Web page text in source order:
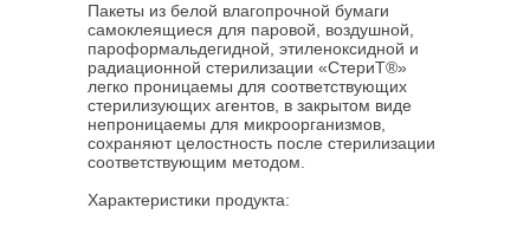
Пакеты из белой влагопрочной бумаги
самоклеящиеся для паровой, воздушной,
пароформальдегидной, этиленоксидной и
радиационной стерилизации «СтериТ®»
легко проницаемы для соответствующих
стерилизующих агентов, в закрытом виде
непроницаемы для микроорганизмов,
сохраняют целостность после стерилизации
соответствующим методом.
Характеристики продукта: